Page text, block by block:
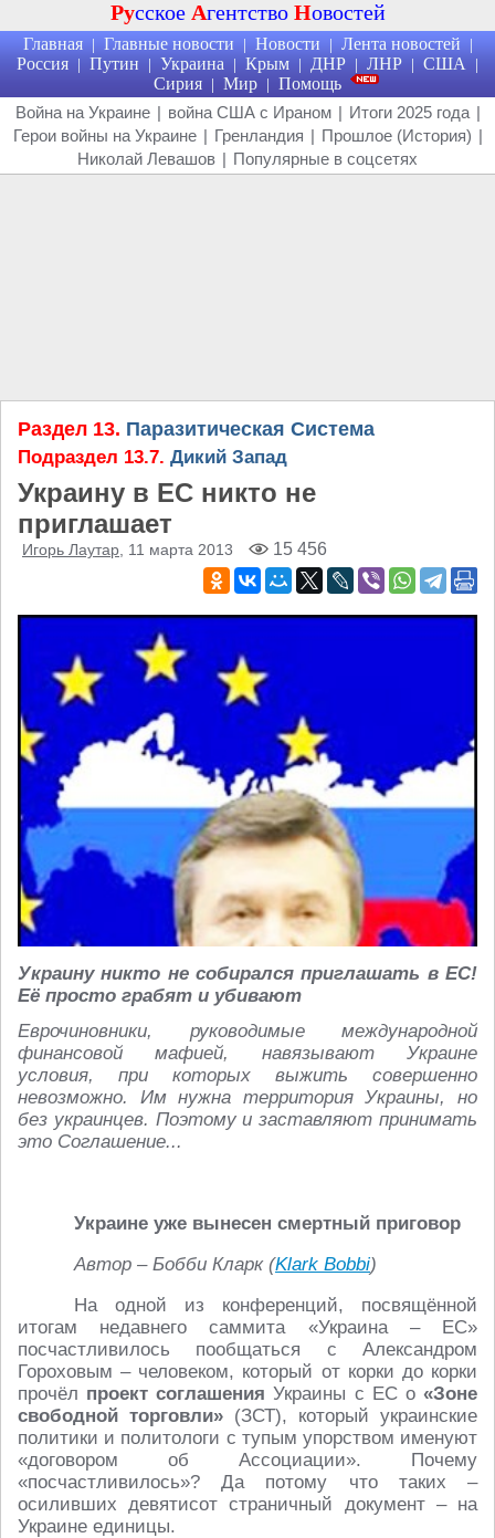
Русское Агентство Новостей
Главная | Главные новости | Новости | Лента новостей |
Россия | Путин | Украина | Крым | ДНР | ЛНР | США |
Сирия | Мир | Помощь
Война на Украине | война США с Ираном | Итоги 2025 года |
Герои войны на Украине | Гренландия | Прошлое (История) |
Николай Левашов | Популярные в соцсетях
Раздел 13. Паразитическая Система
Подраздел 13.7. Дикий Запад
Украину в ЕС никто не
приглашает
Игорь Лаутар , 11 марта 2013 15 456
Украину никто не собирался приглашать в ЕС!
Её просто грабят и убивают
Еврочиновники, руководимые международной
финансовой мафией, навязывают Украине
условия, при которых выжить совершенно
невозможно. Им нужна территория Украины, но
без украинцев. Поэтому и заставляют принимать
это Соглашение...
Украине уже вынесен смертный приговор
Автор – Бобби Кларк (Klark Bobbi)
На одной из конференций, посвящённой
итогам недавнего саммита «Украина – ЕС»
посчастливилось пообщаться с Александром
Гороховым – человеком, который от корки до корки
прочёл проект соглашения Украины с ЕС о«Зоне
свободной торговли» (ЗСТ), который украинские
политики и политологи с тупым упорством именуют
«договором об Ассоциации». Почему
«посчастливилось»? Да потому что таких –
осиливших девятисот страничный документ – на
Украине единицы.